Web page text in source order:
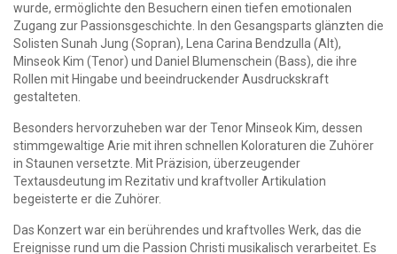
wurde, ermöglichte den Besuchern einen tiefen emotionalen
Zugang zur Passionsgeschichte. In den Gesangsparts glänzten die
Solisten Sunah Jung (Sopran), Lena Carina Bendzulla (Alt),
Minseok Kim (Tenor) und Daniel Blumenschein (Bass), die ihre
Rollen mit Hingabe und beeindruckender Ausdruckskraft
gestalteten.
Besonders hervorzuheben war der Tenor Minseok Kim, dessen
stimmgewaltige Arie mit ihren schnellen Koloraturen die Zuhörer
in Staunen versetzte. Mit Präzision, überzeugender
Textausdeutung im Rezitativ und kraftvoller Artikulation
begeisterte er die Zuhörer.
Das Konzert war ein berührendes und kraftvolles Werk, das die
Ereignisse rund um die Passion Christi musikalisch verarbeitet. Es